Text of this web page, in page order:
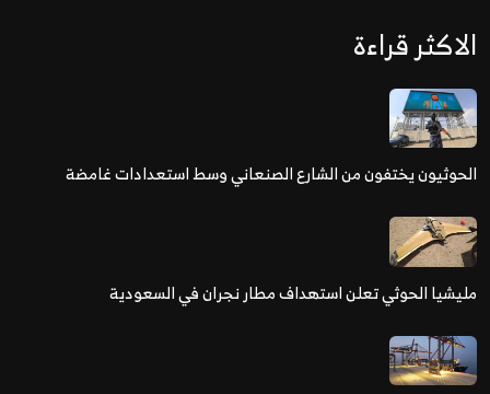
الاكثر قراءة
الحوثيون يختفون من الشارع الصنعاني وسط استعدادات غامضة
مليشيا الحوثي تعلن استهداف مطار نجران في السعودية